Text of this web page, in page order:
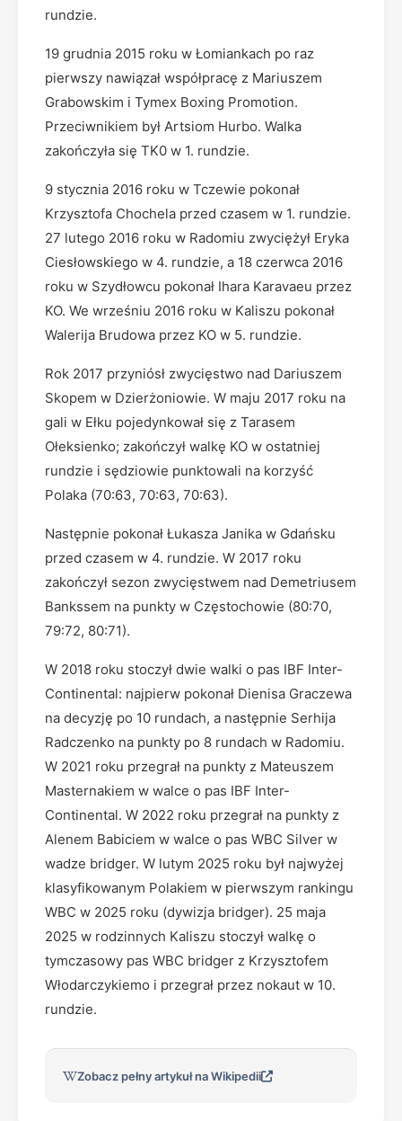
rundzie.
19 grudnia 2015 roku w Łomiankach po raz
pierwszy nawiązał współpracę z Mariuszem
Grabowskim i Tymex Boxing Promotion.
Przeciwnikiem był Artsiom Hurbo. Walka
zakończyła się TK0 w 1. rundzie.
9 stycznia 2016 roku w Tczewie pokonał
Krzysztofa Chochela przed czasem w 1. rundzie.
27 lutego 2016 roku w Radomiu zwyciężył Eryka
Ciesłowskiego w 4. rundzie, a 18 czerwca 2016
roku w Szydłowcu pokonał Ihara Karavaeu przez
KO. We wrześniu 2016 roku w Kaliszu pokonał
Walerija Brudowa przez KO w 5. rundzie.
Rok 2017 przyniósł zwycięstwo nad Dariuszem
Skopem w Dzierżoniowie. W maju 2017 roku na
gali w Ełku pojedynkował się z Tarasem
Ołeksienko; zakończył walkę KO w ostatniej
rundzie i sędziowie punktowali na korzyść
Polaka (70:63, 70:63, 70:63).
Następnie pokonał Łukasza Janika w Gdańsku
przed czasem w 4. rundzie. W 2017 roku
zakończył sezon zwycięstwem nad Demetriusem
Bankssem na punkty w Częstochowie (80:70,
79:72, 80:71).
W 2018 roku stoczył dwie walki o pas IBF Inter-
Continental: najpierw pokonał Dienisa Graczewa
na decyzję po 10 rundach, a następnie Serhija
Radczenko na punkty po 8 rundach w Radomiu.
W 2021 roku przegrał na punkty z Mateuszem
Masternakiem w walce o pas IBF Inter-
Continental. W 2022 roku przegrał na punkty z
Alenem Babiciem w walce o pas WBC Silver w
wadze bridger. W lutym 2025 roku był najwyżej
klasyfikowanym Polakiem w pierwszym rankingu
WBC w 2025 roku (dywizja bridger). 25 maja
2025 w rodzinnych Kaliszu stoczył walkę o
tymczasowy pas WBC bridger z Krzysztofem
Włodarczykiemo i przegrał przez nokaut w 10.
rundzie.
Zobacz pełny artykuł na Wikipedii